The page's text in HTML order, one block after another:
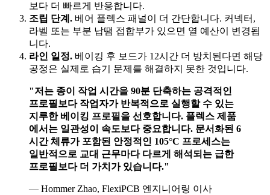
보다 더 빠르게 반응합니다.
조립 단계. 베어 플렉스 패널이 더 간단합니다. 커넥터,
라벨 또는 부분 납땜 접합부가 있으면 열 예산이 변경됩
니다.
라인 일정. 베이킹 후 보드가 12시간 더 방치된다면 해당
공정은 실제로 습기 문제를 해결하지 못한 것입니다.
"저는 종이 작업 시간을 90분 단축하는 공격적인
프로필보다 작업자가 반복적으로 실행할 수 있는
지루한 베이킹 프로필을 선호합니다. 플렉스 제품
에서는 일관성이 속도보다 중요합니다. 문서화된 6
시간 체류가 포함된 안정적인 105°C 프로세스는
일반적으로 교대 근무마다 다르게 해석되는 급한
프로필보다 더 가치가 있습니다."
— Hommer Zhao, FlexiPCB 엔지니어링 이사